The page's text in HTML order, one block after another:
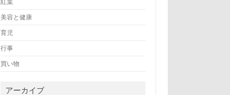
紅葉
美容と健康
育児
行事
買い物
アーカイブ